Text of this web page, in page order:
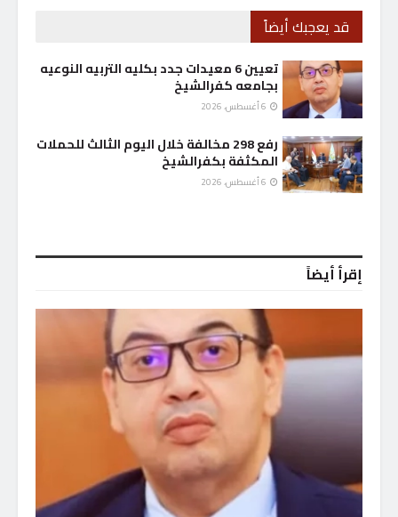
قد يعجبك أيضاً
تعيين 6 معيدات جدد بكليه التربيه النوعيه
بجامعه كفرالشيخ
رفع 298 مخالفة خلال اليوم الثالث للحملات
المكثفة بكفرالشيخ
إقرأ أيضاً